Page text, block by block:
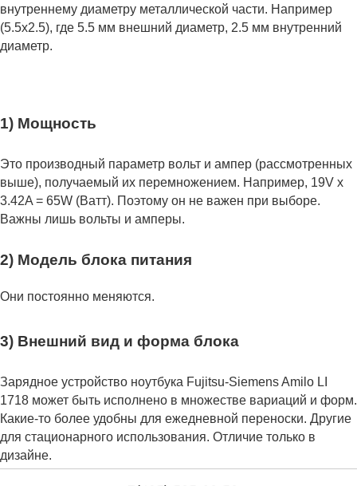
внутреннему диаметру металлической части. Например
(5.5x2.5), где 5.5 мм внешний диаметр, 2.5 мм внутренний
диаметр.
1) Мощность
Это производный параметр вольт и ампер (рассмотренных
выше), получаемый их перемножением. Например, 19V x
3.42A = 65W (Ватт). Поэтому он не важен при выборе.
Важны лишь вольты и амперы.
2) Модель блока питания
Они постоянно меняются.
3) Внешний вид и форма блока
Зарядное устройство ноутбука Fujitsu-Siemens Amilo LI
1718 может быть исполнено в множестве вариаций и форм.
Какие-то более удобны для ежедневной переноски. Другие
для стационарного использования. Отличие только в
дизайне.